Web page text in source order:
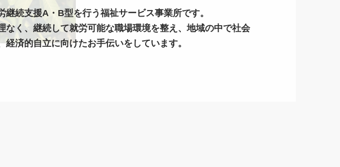
継続支援A・B型を行う福祉サービス事業所です。
なく、継続して就労可能な職場環境を整え、地域の中で社会
経済的自立に向けたお手伝いをしています。